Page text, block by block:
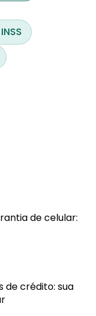
de celular:
de crédito: sua